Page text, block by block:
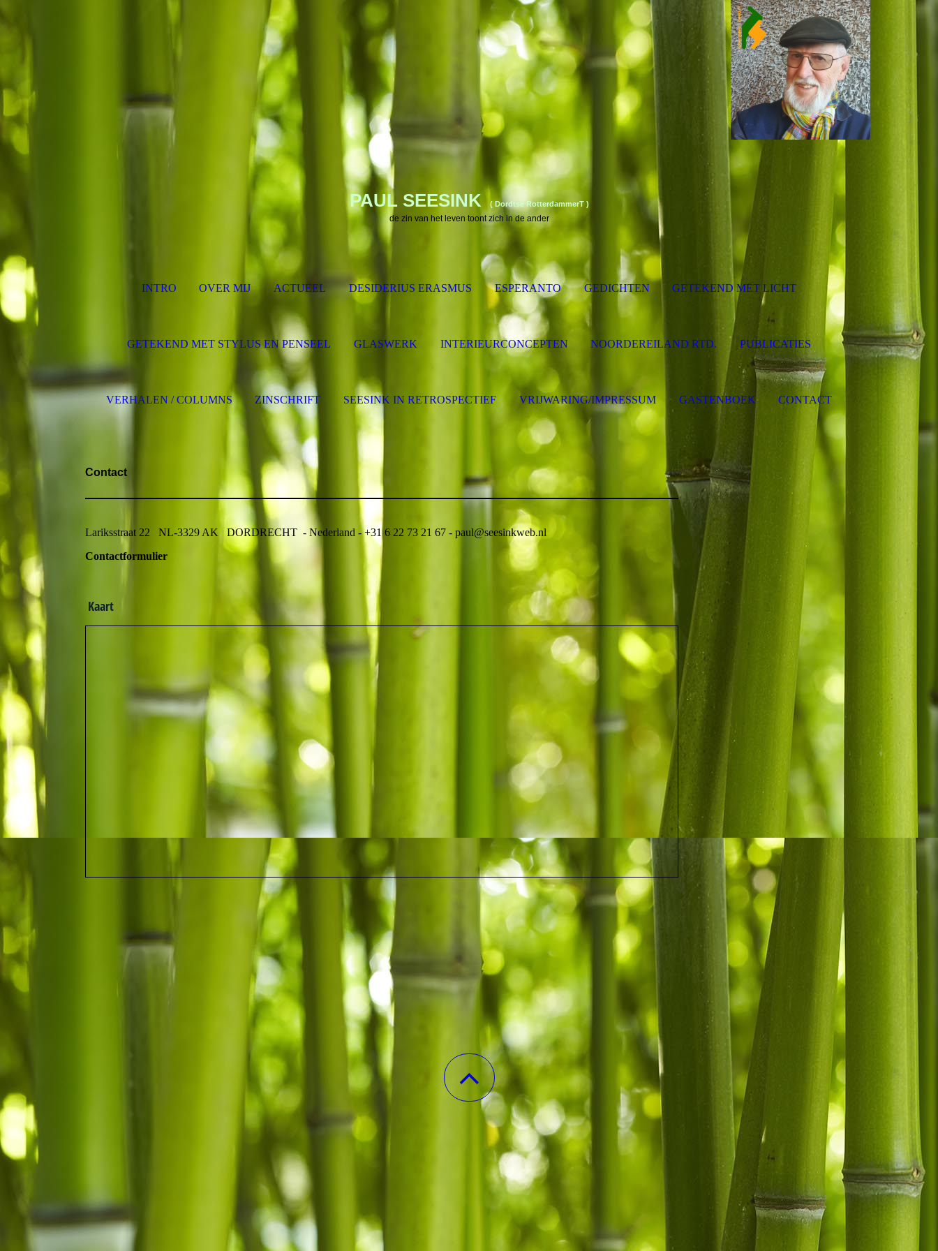
PAUL SEESINK ( Dordtse RotterdammerT )
de zin van het leven toont zich in de ander
INTRO OVER MIJ ACTUEEL DESIDERIUS ERASMUS ESPERANTO GEDICHTEN GETEKEND MET LICHT
GETEKEND MET STYLUS EN PENSEEL GLASWERK INTERIEURCONCEPTEN NOORDEREILAND RTD. PUBLICATIES
VERHALEN / COLUMNS ZINSCHRIFT SEESINK IN RETROSPECTIEF VRIJWARING/IMPRESSUM GASTENBOEK CONTACT
Contact
Lariksstraat 22 NL-3329 AK DORDRECHT - Nederland - +31 6 22 73 21 67 - paul@seesinkweb.nl
Contactformulier
Kaart